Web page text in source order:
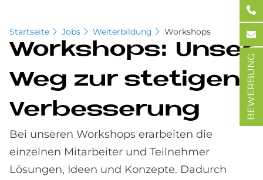
Startseite Jobs Weiterbildung Workshops
Work­shops: Un­ser
Weg zur ste­ti­gen
Ver­bes­se­run­g
Bei unseren Workshops erarbeiten die
einzelnen Mitarbeiter und Teilnehmer
Lösungen, Ideen und Konzepte. Dadurch
BEWERBUNG